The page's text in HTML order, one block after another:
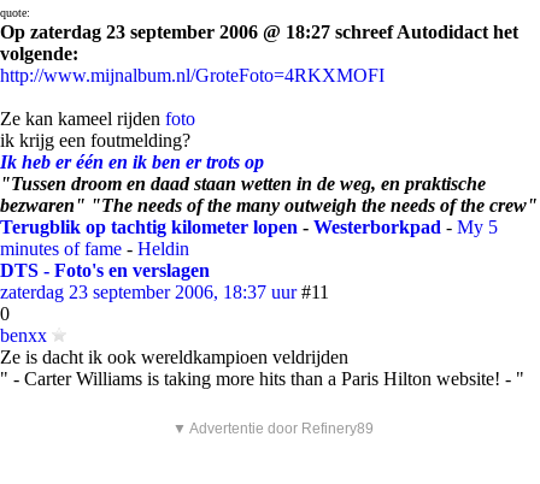
quote:
Op zaterdag 23 september 2006 @ 18:27 schreef Autodidact het
volgende:
http://www.mijnalbum.nl/GroteFoto=4RKXMOFI
Ze kan kameel rijden foto
ik krijg een foutmelding?
Ik heb er één en ik ben er trots op
"Tussen droom en daad staan wetten in de weg, en praktische
bezwaren" "The needs of the many outweigh the needs of the crew"
Terugblik op tachtig kilometer lopen - Westerborkpad - My 5
minutes of fame - Heldin
DTS - Foto's en verslagen
zaterdag 23 september 2006, 18:37 uur #11
0
benxx
Ze is dacht ik ook wereldkampioen veldrijden
" - Carter Williams is taking more hits than a Paris Hilton website! - "
▼ Advertentie door Refinery89